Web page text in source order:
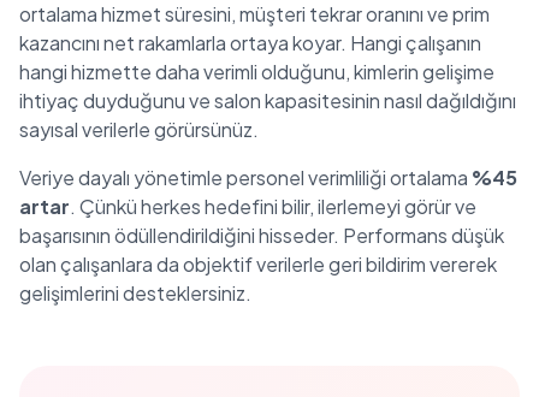
ortalama hizmet süresini, müşteri tekrar oranını ve prim
kazancını net rakamlarla ortaya koyar. Hangi çalışanın
hangi hizmette daha verimli olduğunu, kimlerin gelişime
ihtiyaç duyduğunu ve salon kapasitesinin nasıl dağıldığını
sayısal verilerle görürsünüz.
Veriye dayalı yönetimle personel verimliliği ortalama %45
artar. Çünkü herkes hedefini bilir, ilerlemeyi görür ve
başarısının ödüllendirildiğini hisseder. Performans düşük
olan çalışanlara da objektif verilerle geri bildirim vererek
gelişimlerini desteklersiniz.